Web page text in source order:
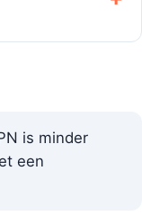
is minder
een